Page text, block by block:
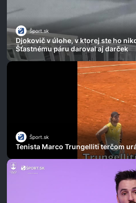
Šport.sk
Djokovič v úlohe, v ktorej ste ho
Šťastnému páru daroval aj darček
Šport.sk
Tenista Marco Trungelliti terčom